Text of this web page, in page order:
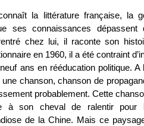
la littérature française, la
ses connaissances dépassent
chez lui, il raconte son
en 1960, il a été contraint
ans en rééducation politique.
chanson, chanson de
probablement. Cette
à son cheval de ralentir pour
de la Chine. Mais ce